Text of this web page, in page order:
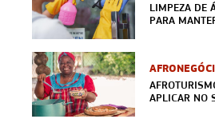
LIMPEZA DE
PARA
APLICAR NO